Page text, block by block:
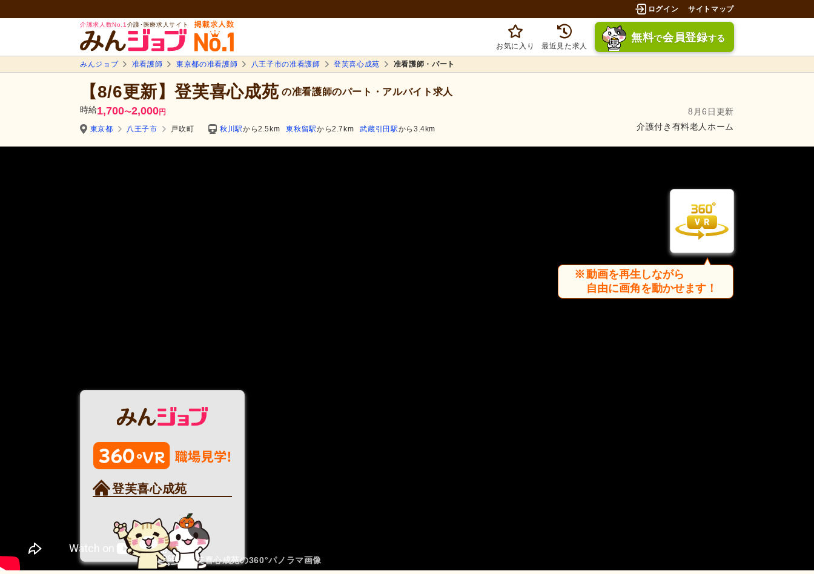
ログイン サイトマップ
介護求人数No.1 介護･医療求人サイト
お気に入り 最近見た求人
無料で会員登録する
みんジョブ 准看護師 東京都の准看護師 八王子市の准看護師 登芙喜心成苑 准看護師・パート
【8/6更新】登芙喜心成苑 の准看護師のパート・アルバイト求人
時給1,700〜2,000円
8月6日更新
介護付き有料老人ホーム
東京都 八王子市 戸吹町 秋川駅から2.5km 東秋留駅から2.7km 武蔵引田駅から3.4km
登芙喜心成苑
動画を再生しながら
自由に画角を動かせます！
登芙喜心成苑の360°パノラマ画像